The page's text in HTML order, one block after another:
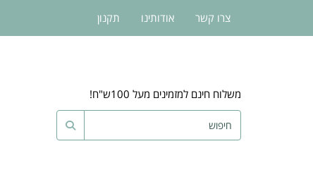
משלוח חינם למזמינים מעל 100ש"ח!
צרו קשר אודותינו תקנון